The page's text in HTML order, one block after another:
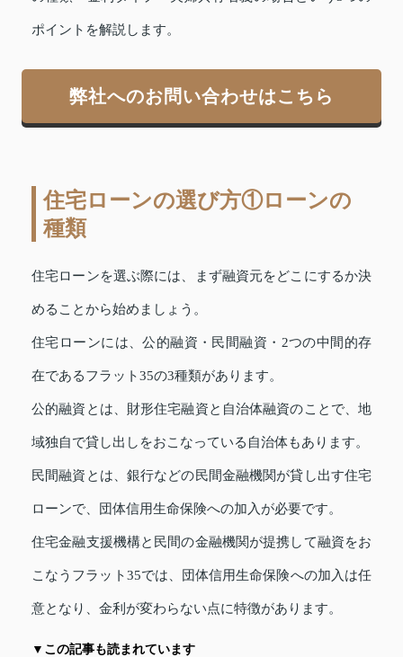
ポイントを解説します。
弊社へのお問い合わせはこちら
住宅ローンの選び方①ローンの
種類
住宅ローンを選ぶ際には、まず融資元をどこにするか決
めることから始めましょう。
住宅ローンには、公的融資・民間融資・2つの中間的存
在であるフラット35の3種類があります。
公的融資とは、財形住宅融資と自治体融資のことで、地
域独自で貸し出しをおこなっている自治体もあります。
民間融資とは、銀行などの民間金融機関が貸し出す住宅
ローンで、団体信用生命保険への加入が必要です。
住宅金融支援機構と民間の金融機関が提携して融資をお
こなうフラット35では、団体信用生命保険への加入は任
意となり、金利が変わらない点に特徴があります。
▼この記事も読まれています